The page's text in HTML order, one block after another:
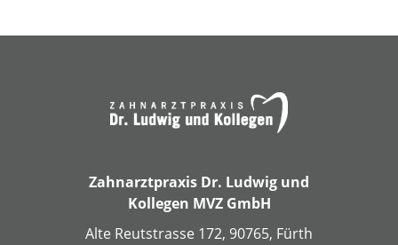
Zahnarztpraxis Dr. Ludwig und
Kollegen MVZ GmbH
Alte Reutstrasse 172, 90765, Fürth